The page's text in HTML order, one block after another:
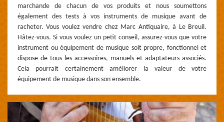
marchande de chacun de vos produits et nous soumettons
également des tests à vos instruments de musique avant de
racheter. Vous voulez vendre chez Marc Antiquaire, à Le Breuil.
Hâtez-vous. Si vous voulez un petit conseil, assurez-vous que votre
instrument ou équipement de musique soit propre, fonctionnel et
dispose de tous les accessoires, manuels et adaptateurs associés.
Cela pourrait certainement améliorer la valeur de votre
équipement de musique dans son ensemble.